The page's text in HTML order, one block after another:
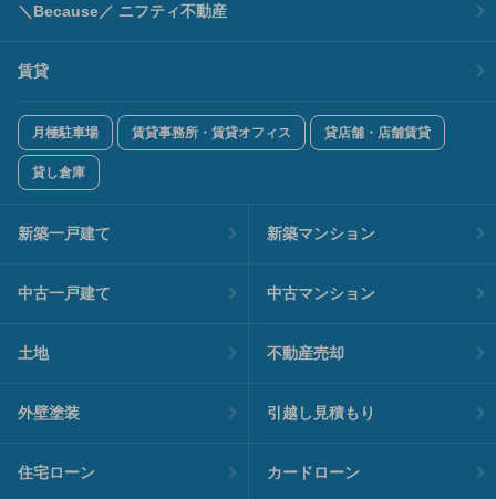
＼Because／ ニフティ不動産
賃貸
月極駐車場 賃貸事務所・賃貸オフィス 貸店舗・店舗賃貸
貸し倉庫
新築一戸建て 新築マンション
中古一戸建て 中古マンション
土地 不動産売却
外壁塗装 引越し見積もり
住宅ローン カードローン